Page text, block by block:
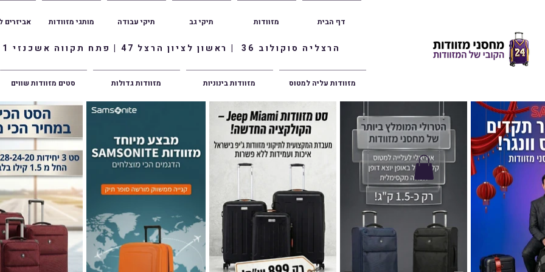
הרצליה סוקולוב 36 | ראשון לציון הרצל 47 | פתח תקווה אשכנזי 1
אביזרים מותגי מזוודות תיקי עבודה תיקי גב מזוודות דף הבית
סטים מזוודות שווים מזוודות גדולות מזוודות בינוניות מזוודות עליה למטוס